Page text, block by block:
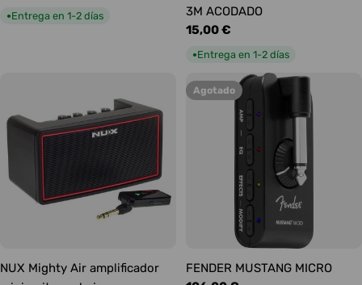
habitual
●Entrega en 1-2 días
3M ACODADO
Precio
habitual
15,00 €
●Entrega en 1-2 días
NUX Mighty Air amplificador
Agotado
FENDER MUSTANG MICRO